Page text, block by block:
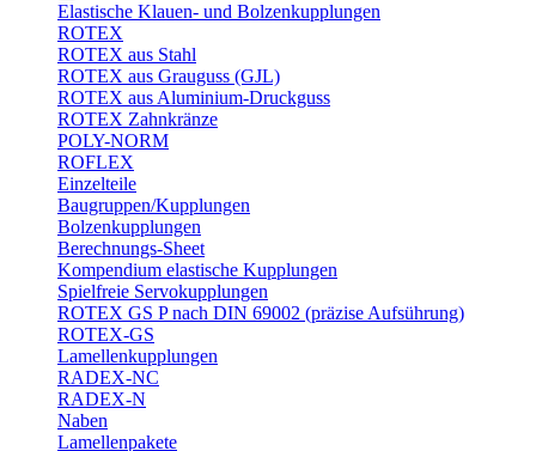
Elastische Klauen- und Bolzenkupplungen
ROTEX
ROTEX aus Stahl
ROTEX aus Grauguss (GJL)
ROTEX aus Aluminium-Druckguss
ROTEX Zahnkränze
POLY-NORM
ROFLEX
Einzelteile
Baugruppen/Kupplungen
Bolzenkupplungen
Berechnungs-Sheet
Kompendium elastische Kupplungen
Spielfreie Servokupplungen
ROTEX GS P nach DIN 69002 (präzise Aufsührung)
ROTEX-GS
Lamellenkupplungen
RADEX-NC
RADEX-N
Naben
Lamellenpakete